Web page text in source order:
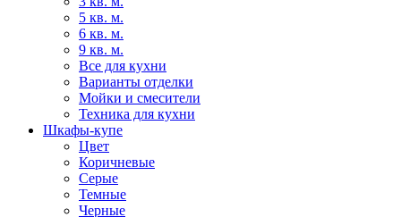
5 кв. м.
6 кв. м.
9 кв. м.
Все для кухни
Варианты отделки
Мойки и смесители
Техника для кухни
Шкафы-купе
Цвет
Коричневые
Серые
Темные
Черные